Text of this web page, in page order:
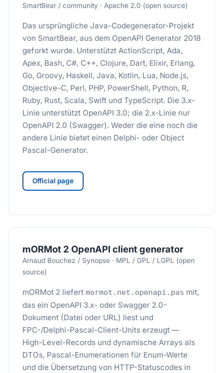
SmartBear / community · Apache 2.0 (open source)
Das ursprüngliche Java-Codegenerator-Projekt
von SmartBear, aus dem OpenAPI Generator 2018
geforkt wurde. Unterstützt ActionScript, Ada,
Apex, Bash, C#, C++, Clojure, Dart, Elixir, Erlang,
Go, Groovy, Haskell, Java, Kotlin, Lua, Node.js,
Objective-C, Perl, PHP, PowerShell, Python, R,
Ruby, Rust, Scala, Swift und TypeScript. Die 3.x-
Linie unterstützt OpenAPI 3.0; die 2.x-Linie nur
OpenAPI 2.0 (Swagger). Weder die eine noch die
andere Linie bietet einen Delphi- oder Object
Pascal-Generator.
Official page
mORMot 2 OpenAPI client generator
Arnaud Bouchez / Synopse · MPL / GPL / LGPL (open
source)
mORMot 2 liefert mormot.net.openapi.pas mit,
das ein OpenAPI 3.x- oder Swagger 2.0-
Dokument (Datei oder URL) liest und
FPC-/Delphi-Pascal-Client-Units erzeugt —
High-Level-Records und dynamische Arrays als
DTOs, Pascal-Enumerationen für Enum-Werte
und die Übersetzung von HTTP-Statuscodes in